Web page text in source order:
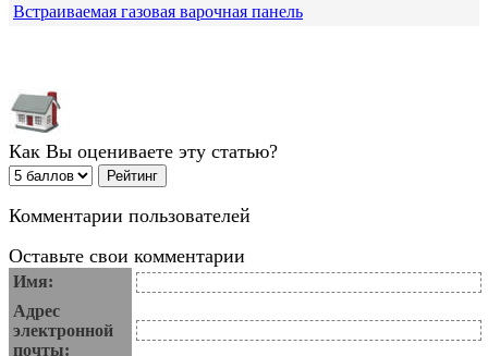
Встраиваемая газовая варочная панель
Как Вы оцениваете эту статью?
Комментарии пользователей
Оставьте свои комментарии
Имя:
Адрес
электронной
почты: